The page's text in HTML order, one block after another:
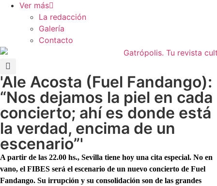
Ver más
La redacción
Galería
Contacto
'Ale Acosta (Fuel Fandango):
“Nos dejamos la piel en cada
concierto; ahí es donde está
la verdad, encima de un
escenario”'
A partir de las 22.00 hs., Sevilla tiene hoy una cita especial. No en
vano, el FIBES será el escenario de un nuevo concierto de Fuel
Fandango. Su irrupción y su consolidación son de las grandes